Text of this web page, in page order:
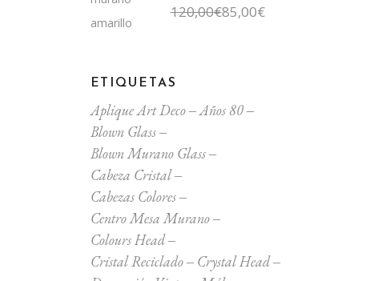
120,00€
El
precio
85,00€
El
precio
ETIQUETAS
Aplique Art Deco
Años 80
Blown Glass
Blown Murano Glass
Cabeza Cristal
Cabezas Colores
Centro Mesa Murano
Colours Head
Cristal Reciclado
Crystal Head